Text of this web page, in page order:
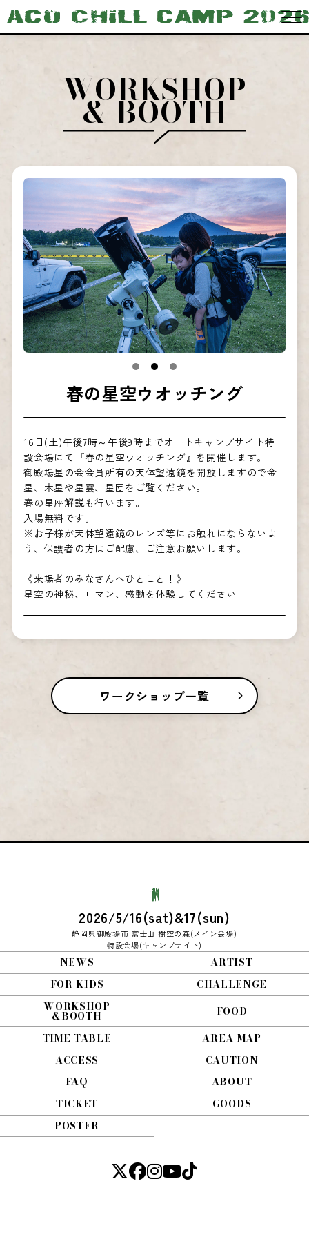
WORKSHOP
& BOOTH
春の星空ウオッチング
16日(土)午後7時～午後9時までオートキャンプサイト特
設会場にて『春の星空ウオッチング』を開催します。
御殿場星の会会員所有の天体望遠鏡を開放しますので金
星、木星や星雲、星団をご覧ください。
春の星座解説も行います。
入場無料です。
※お子様が天体望遠鏡のレンズ等にお触れにならないよ
う、保護者の方はご配慮、ご注意お願いします。
《来場者のみなさんへひとこと！》
星空の神秘、ロマン、感動を体験してください
ワークショップ一覧
2026/5/16(sat)&17(sun)
静岡県御殿場市 富士山 樹空の森(メイン会場)
特設会場(キャンプサイト)
NEWS
ARTIST
FOR KIDS
CHALLENGE
WORKSHOP
&BOOTH
FOOD
TIME TABLE
AREA MAP
ACCESS
CAUTION
FAQ
ABOUT
TICKET
GOODS
POSTER